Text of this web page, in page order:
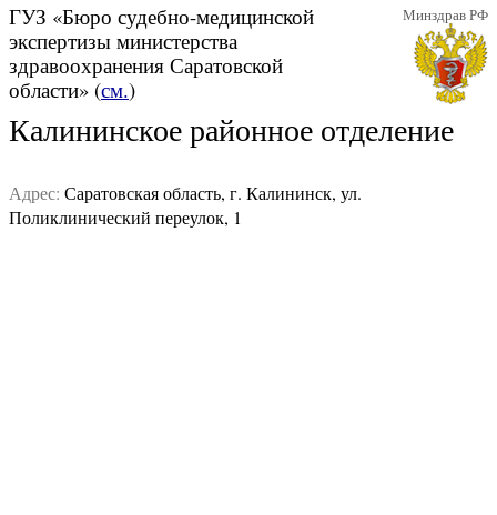
Минздрав РФ
ГУЗ «Бюро судебно-медицинской
экспертизы министерства
здравоохранения Саратовской
области» (см.)
Калининское районное отделение
Адрес: Саратовская область, г. Калининск, ул.
Поликлинический переулок, 1